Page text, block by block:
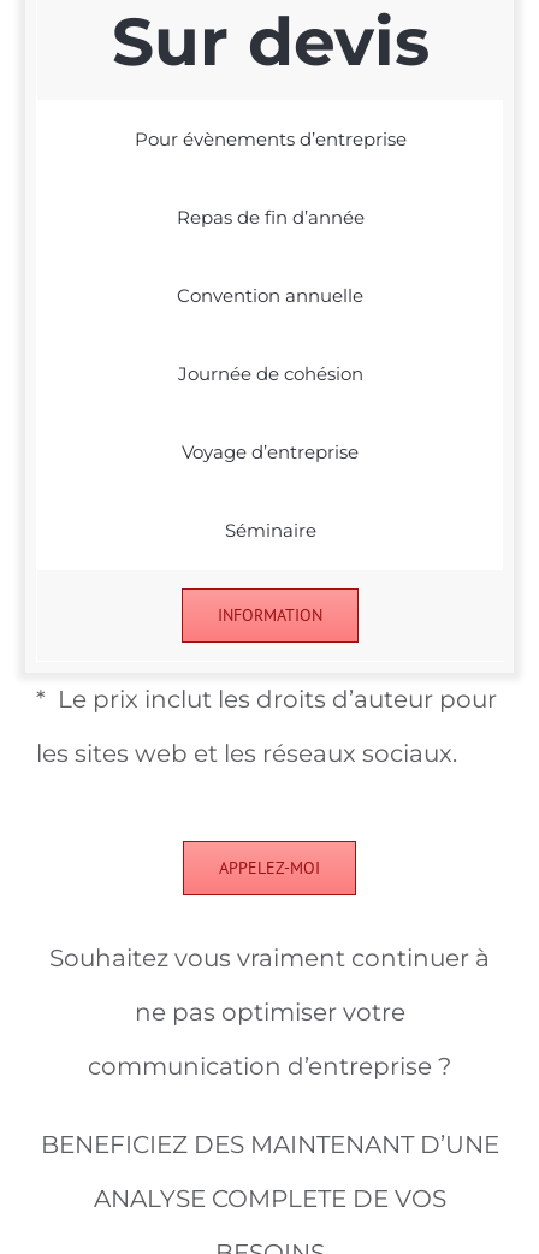
Sur devis
Pour évènements d’entreprise
Repas de fin d’année
Convention annuelle
Journée de cohésion
Voyage d’entreprise
Séminaire
INFORMATION
* Le prix inclut les droits d’auteur pour
les sites web et les réseaux sociaux.
APPELEZ-MOI
Souhaitez vous vraiment continuer à
ne pas optimiser votre
communication d’entreprise ?
BENEFICIEZ DES MAINTENANT D’UNE
ANALYSE COMPLETE DE VOS